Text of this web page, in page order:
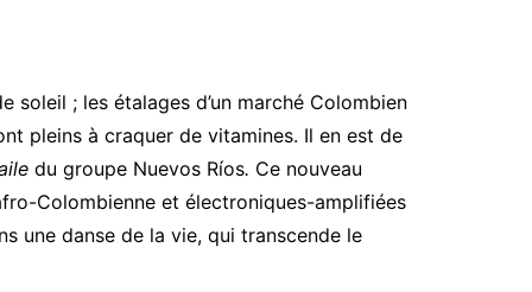
soleil ; les étalages d’un marché Colombien
pleins à craquer de vitamines. Il en est de
du groupe Nuevos Ríos. Ce nouveau
Colombienne et électroniques-amplifiées
une danse de la vie, qui transcende le